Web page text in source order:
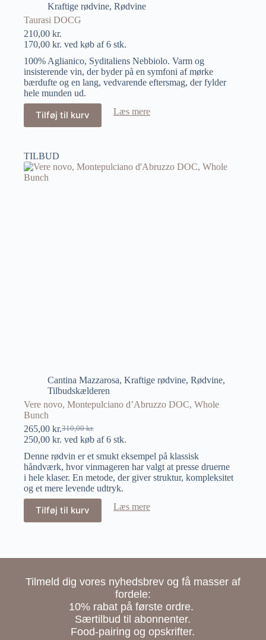
Kraftige rødvine, Rødvine
Taurasi DOCG
210,00 kr.
170,00 kr. ved køb af 6 stk.
100% Aglianico, Syditaliens Nebbiolo. Varm og
insisterende vin, der byder på en symfoni af mørke
bærdufte og en lang, vedvarende eftersmag, der fylder
hele munden ud.
Tilføj til kurv Læs mere
TILBUD
Cantina Mazzarosa, Kraftige rødvine, Rødvine,
Tilbudskælderen
Vere novo, Montepulciano d’Abruzzo DOC, Whole
Bunch
310,00kr.
265,00 kr.
250,00 kr. ved køb af 6 stk.
Denne rødvin er et smukt eksempel på klassisk
håndværk, hvor vinmageren har valgt at presse druerne
i hele klaser. En metode, der giver struktur, kompleksitet
og et mere levende udtryk.
Tilføj til kurv Læs mere
Tilmeld dig vores nyhedsbrev og få masser af
fordele:
10% rabat på første ordre.
Særtilbud til abonnenter.
Food-pairing og opskrifter.